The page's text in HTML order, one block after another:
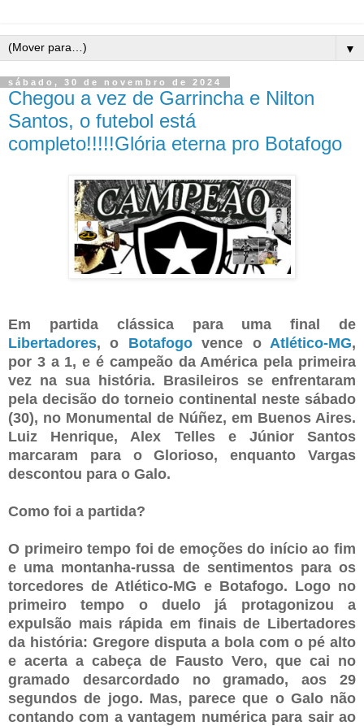
▼
sábado, 30 de novembro de 2024
Chegou a vez de Garrincha e Nilton
Santos, o futebol está
completo!!!!!Glória eterna pro Botafogo
Em partida clássica para uma final de
Libertadores, o Botafogovence o Atlético-MG,
por 3 a 1, e é campeão da América pela primeira
vez na sua história. Brasileiros se enfrentaram
pela decisão do torneio continental neste sábado
(30), no Monumental de Núñez, em Buenos Aires.
Luiz Henrique, Alex Telles e Júnior Santos
marcaram para o Glorioso, enquanto Vargas
descontou para o Galo.
Como foi a partida?
O primeiro tempo foi de emoções do início ao fim
e uma montanha-russa de sentimentos para os
torcedores de Atlético-MG e Botafogo. Logo no
primeiro tempo o duelo já protagonizou a
expulsão mais rápida em finais de Libertadores
da história: Gregore disputa a bola com o pé alto
e acerta a cabeça de Fausto Vero, que cai no
gramado desarcordado no gramado, aos 29
segundos de jogo. Mas, parece que o Galo não
contando com a vantagem numérica para sair ao